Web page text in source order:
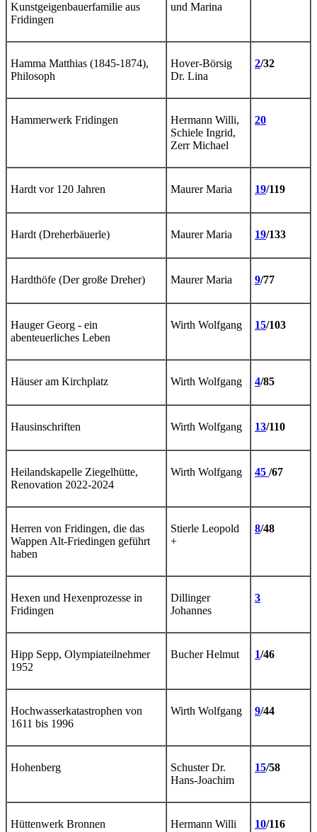
Kunstgeigenbauerfamilie aus
Fridingen
und Marina
Hamma Matthias (1845-1874),
Philosoph
Hover-Börsig
Dr. Lina
2/32
Hammerwerk Fridingen
Hermann Willi,
Schiele Ingrid,
Zerr Michael
20
Hardt vor 120 Jahren Maurer Maria 19/119
Hardt (Dreherbäuerle) Maurer Maria 19/133
Hardthöfe (Der große Dreher) Maurer Maria 9/77
Hauger Georg - ein
abenteuerliches Leben
Wirth Wolfgang 15/103
Häuser am Kirchplatz Wirth Wolfgang 4/85
Hausinschriften Wirth Wolfgang 13/110
Heilandskapelle Ziegelhütte,
Renovation 2022-2024
Wirth Wolfgang 45 /67
Herren von Fridingen, die das
Wappen Alt-Friedingen geführt
haben
Stierle Leopold
+
8/48
Hexen und Hexenprozesse in
Fridingen
Dillinger
Johannes
3
Hipp Sepp, Olympiateilnehmer
1952
Bucher Helmut 1/46
Hochwasserkatastrophen von
1611 bis 1996
Wirth Wolfgang 9/44
Hohenberg
Schuster Dr.
Hans-Joachim
15/58
Hüttenwerk Bronnen Hermann Willi 10/116